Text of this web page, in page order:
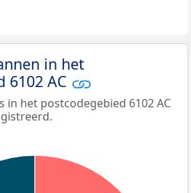
in het
6102 AC
in het postcodegebied 6102 AC